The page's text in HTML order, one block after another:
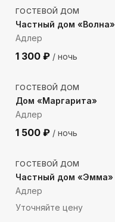
ГОСТЕВОЙ ДОМ
Частный дом «Волна»
Адлер
1 300 ₽ / ночь
324 м до моря
ГОСТЕВОЙ ДОМ
Дом «Маргарита»
Адлер
1 500 ₽ / ночь
263 м до моря
ГОСТЕВОЙ ДОМ
Частный дом «Эмма»
Адлер
Уточняйте цену
282м до моря